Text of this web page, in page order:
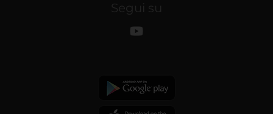
Segui su